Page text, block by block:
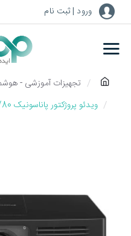
ورود | ثبت نام
o
تجهیزات آموزشی -
ویدئو پروژکتور پاناسونیک Panasonic PT-MZ780